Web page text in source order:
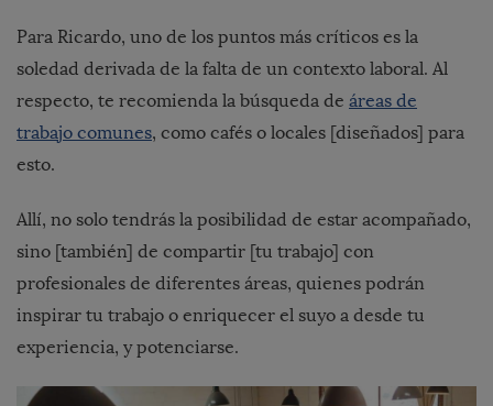
Para Ricardo, uno de los puntos más críticos es la
soledad derivada de la falta de un contexto laboral. Al
respecto, te recomienda la búsqueda de áreas de
trabajo comunes, como cafés o locales [diseñados] para
esto.
Allí, no solo tendrás la posibilidad de estar acompañado,
sino [también] de compartir [tu trabajo] con
profesionales de diferentes áreas, quienes podrán
inspirar tu trabajo o enriquecer el suyo a desde tu
experiencia, y potenciarse.